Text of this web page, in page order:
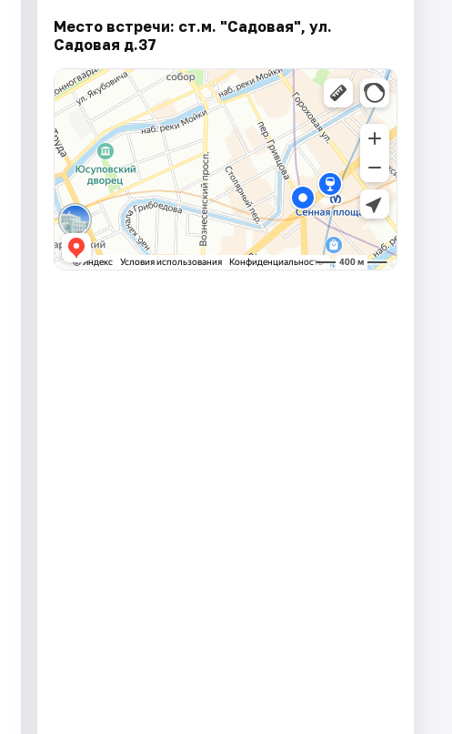
Место встречи: ст.м. "Садовая", ул.
Садовая д.37